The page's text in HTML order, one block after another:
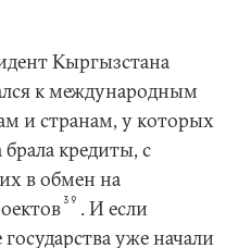
Кыргызстана
к международным
и странам, у которых
кредиты, с
в обмен на
39 . И если
уже начали